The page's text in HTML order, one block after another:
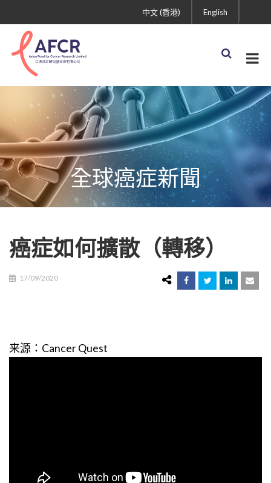
English
中文 (香港)
全球癌症新聞
癌症如何擴散（轉移）
17/09/2020
来源：Cancer Quest